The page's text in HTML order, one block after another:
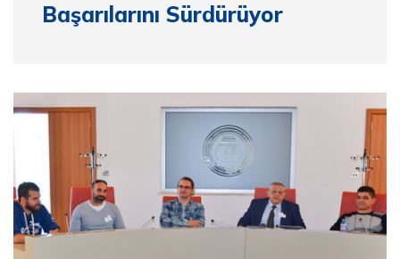
Başarılarını Sürdürüyor